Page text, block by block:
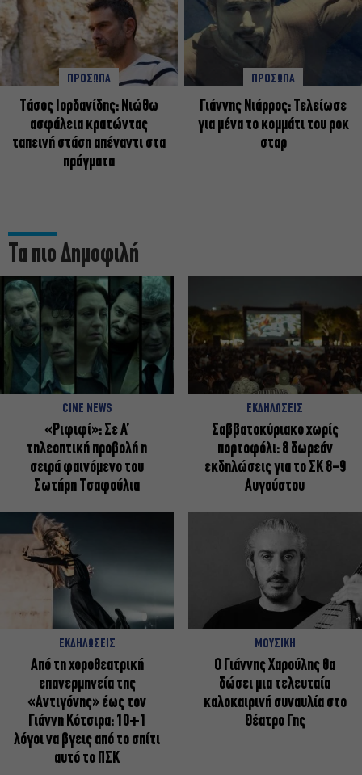
ΠΡΟΣΩΠΑ
Tάσος Ιορδανίδης: Νιώθω
ασφάλεια κρατώντας
ταπεινή στάση απέναντι στα
πράγματα
ΠΡΟΣΩΠΑ
Γιάννης Νιάρρος: Τελείωσε
για μένα το κομμάτι του ροκ
σταρ
Τα πιο Δημοφιλή
CINE NEWS
«Ριφιφί»: Σε Α’
τηλεοπτική προβολή η
σειρά φαινόμενο του
Σωτήρη Τσαφούλια
ΕΚΔΗΛΩΣΕΙΣ
Σαββατοκύριακο χωρίς
πορτοφόλι: 8 δωρεάν
εκδηλώσεις για το ΣΚ 8-9
Αυγούστου
ΕΚΔΗΛΩΣΕΙΣ
Από τη χοροθεατρική
επανερμηνεία της
«Αντιγόνης» έως τον
Γιάννη Κότσιρα: 10+1
λόγοι να βγεις από το σπίτι
αυτό το ΠΣΚ
ΜΟΥΣΙΚΗ
Ο Γιάννης Χαρούλης θα
δώσει μια τελευταία
καλοκαιρινή συναυλία στο
Θέατρο Γης